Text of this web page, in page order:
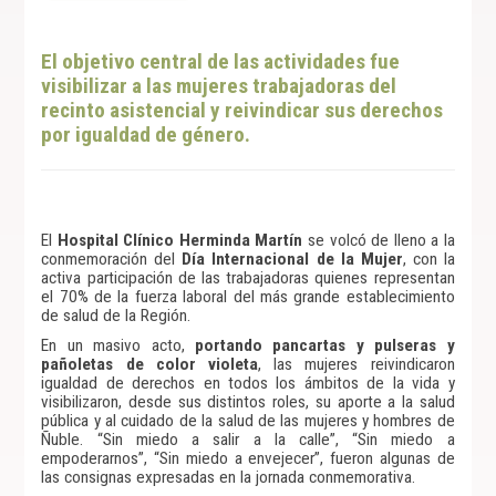
El objetivo central de las actividades fue
visibilizar a las mujeres trabajadoras del
recinto asistencial y reivindicar sus derechos
por igualdad de género.
El Hospital Clínico Herminda Martín se volcó de lleno a la
conmemoración del Día Internacional de la Mujer, con la
activa participación de las trabajadoras quienes representan
el 70% de la fuerza laboral del más grande establecimiento
de salud de la Región.
En un masivo acto, portando pancartas y pulseras y
pañoletas de color violeta, las mujeres reivindicaron
igualdad de derechos en todos los ámbitos de la vida y
visibilizaron, desde sus distintos roles, su aporte a la salud
pública y al cuidado de la salud de las mujeres y hombres de
Ñuble. “Sin miedo a salir a la calle”, “Sin miedo a
empoderarnos”, “Sin miedo a envejecer”, fueron algunas de
las consignas expresadas en la jornada conmemorativa.